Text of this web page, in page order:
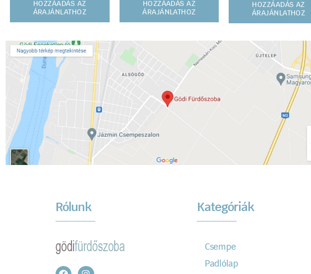
HOZZÁADÁS AZ
ÁRAJÁNLATHOZ
HOZZÁADÁS AZ
ÁRAJÁNLATHOZ
HOZZÁADÁS AZ
ÁRAJÁNLATHOZ
Rólunk Kategóriák
Csempe
Padlólap